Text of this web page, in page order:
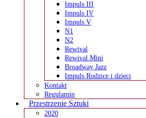
Impuls III
Impuls IV
Impuls V
N1
N2
Rewival
Rewival Mini
Broadway Jazz
Impuls Rodzice i dzieci
Kontakt
Regulamin
Przestrzenie Sztuki
2020